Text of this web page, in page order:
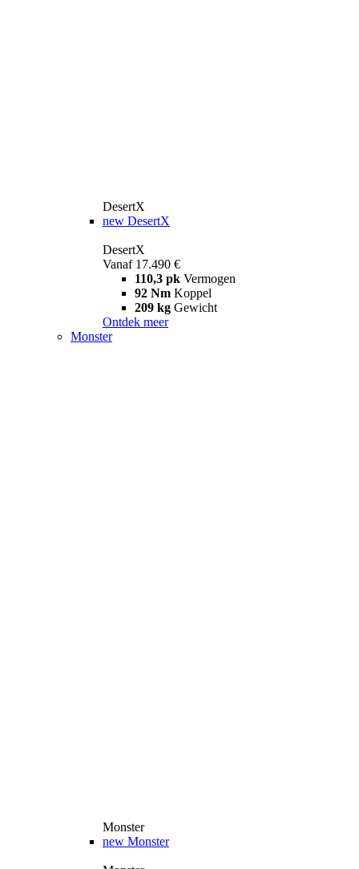
DesertX
new DesertX
DesertX
Vanaf 17.490 €
110,3 pk Vermogen
92 Nm Koppel
209 kg Gewicht
Ontdek meer
Monster
Monster
new Monster